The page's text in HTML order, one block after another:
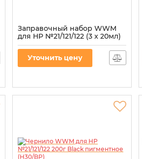
Заправочный набор WWM
для HP №21/121/122 (3 x 20мл)
3шт x 20мл Black
пигментные (IR3.H30/BP)
Артикул:IR3.H30/BP
Уточнить цену